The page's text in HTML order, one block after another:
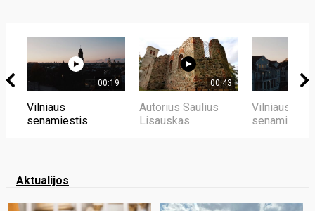
00:19
Vilniaus
senamiestis
00:43
Autorius Saulius
Lisauskas
Vilniaus
senamiestis
Aktualijos